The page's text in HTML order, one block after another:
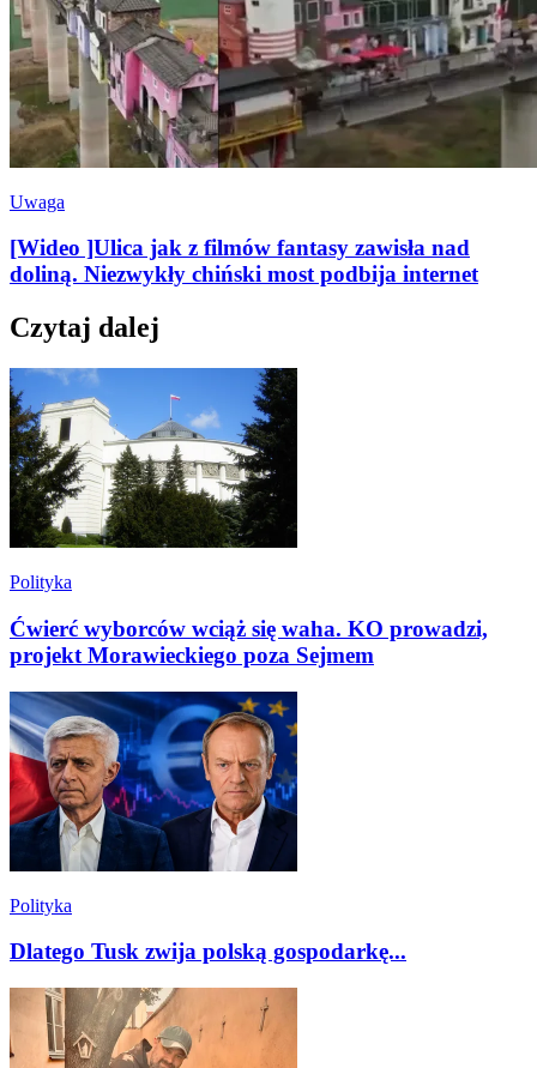
Uwaga
[Wideo ]Ulica jak z filmów fantasy zawisła nad
doliną. Niezwykły chiński most podbija internet
Czytaj dalej
Polityka
Ćwierć wyborców wciąż się waha. KO prowadzi,
projekt Morawieckiego poza Sejmem
Polityka
Dlatego Tusk zwija polską gospodarkę...